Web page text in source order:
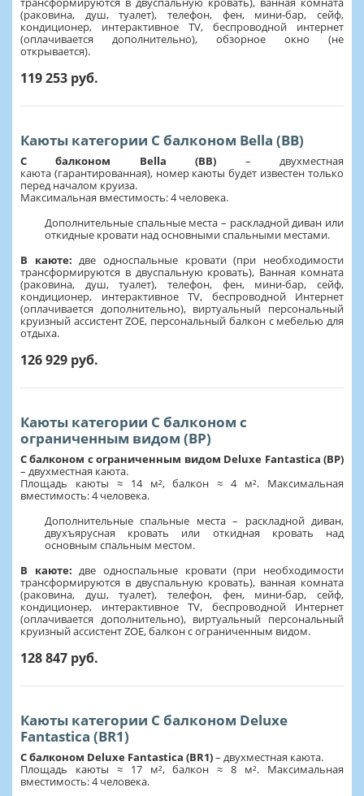
(раковина, душ, туалет), телефон, фен, мини-бар, сейф,
кондиционер, интерактивное TV, беспроводной интернет
(оплачивается дополнительно), обзорное окно (не
открывается).
119 253 руб.
Каюты категории С балконом Bella (BB)
С балконом Bella (BB) – двухместная
каюта (гарантированная), номер каюты будет известен только
перед началом круиза.
Максимальная вместимость: 4 человека.
Дополнительные спальные места – раскладной диван или
откидные кровати над основными спальными местами.
В каюте: две односпальные кровати (при необходимости
трансформируются в двуспальную кровать), Ванная комната
(раковина, душ, туалет), телефон, фен, мини-бар, сейф,
кондиционер, интерактивное TV, беспроводной Интернет
(оплачивается дополнительно), виртуальный персональный
круизный ассистент ZOE, персональный балкон с мебелью для
отдыха.
126 929 руб.
Каюты категории С балконом с
ограниченным видом (BP)
С балконом c ограниченным видом Deluxe Fantastica (BP)
– двухместная каюта.
Площадь каюты ≈ 14 м², балкон ≈ 4 м². Максимальная
вместимость: 4 человека.
Дополнительные спальные места – раскладной диван,
двухъярусная кровать или откидная кровать над
основным спальным местом.
В каюте: две односпальные кровати (при необходимости
трансформируются в двуспальную кровать), ванная комната
(раковина, душ, туалет), телефон, фен, мини-бар, сейф,
кондиционер, интерактивное TV, беспроводной Интернет
(оплачивается дополнительно), виртуальный персональный
круизный ассистент ZOE, балкон с ограниченным видом.
128 847 руб.
Каюты категории С балконом Deluxe
Fantastica (BR1)
С балконом Deluxe Fantastica (BR1)– двухместная каюта.
Площадь каюты ≈ 17 м², балкон ≈ 8 м². Максимальная
вместимость: 4 человека.